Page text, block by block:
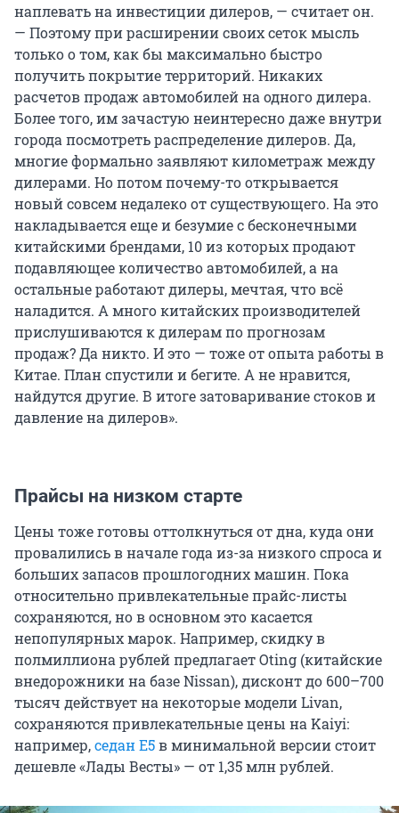
наплевать на инвестиции дилеров, — считает он.
— Поэтому при расширении своих сеток мысль
только о том, как бы максимально быстро
получить покрытие территорий. Никаких
расчетов продаж автомобилей на одного дилера.
Более того, им зачастую неинтересно даже внутри
города посмотреть распределение дилеров. Да,
многие формально заявляют километраж между
дилерами. Но потом почему-то открывается
новый совсем недалеко от существующего. На это
накладывается еще и безумие с бесконечными
китайскими брендами, 10 из которых продают
подавляющее количество автомобилей, а на
остальные работают дилеры, мечтая, что всё
наладится. А много китайских производителей
прислушиваются к дилерам по прогнозам
продаж? Да никто. И это — тоже от опыта работы в
Китае. План спустили и бегите. А не нравится,
найдутся другие. В итоге затоваривание стоков и
давление на дилеров».
Прайсы на низком старте
Цены тоже готовы оттолкнуться от дна, куда они
провалились в начале года из-за низкого спроса и
больших запасов прошлогодних машин. Пока
относительно привлекательные прайс-листы
сохраняются, но в основном это касается
непопулярных марок. Например, скидку в
полмиллиона рублей предлагает Oting (китайские
внедорожники на базе Nissan), дисконт до 600–700
тысяч действует на некоторые модели Livan,
сохраняются привлекательные цены на Kaiyi:
например,седан E5в минимальной версии стоит
дешевле «Лады Весты» — от 1,35 млн рублей.